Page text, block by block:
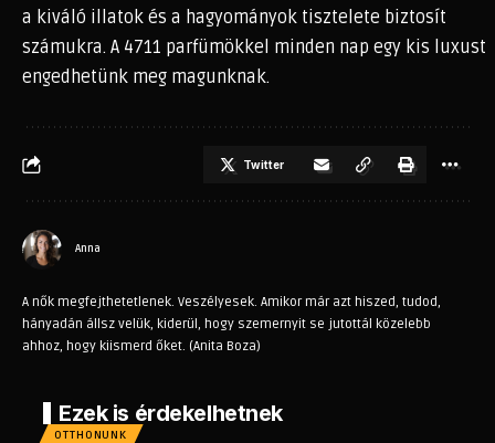
a kiváló illatok és a hagyományok tisztelete biztosít
számukra. A 4711 parfümökkel minden nap egy kis luxust
engedhetünk meg magunknak.
Twitter
Anna
A nők megfejthetetlenek. Veszélyesek. Amikor már azt hiszed, tudod,
hányadán állsz velük, kiderül, hogy szemernyit se jutottál közelebb
ahhoz, hogy kiismerd őket. (Anita Boza)
Ezek is érdekelhetnek
OTTHONUNK